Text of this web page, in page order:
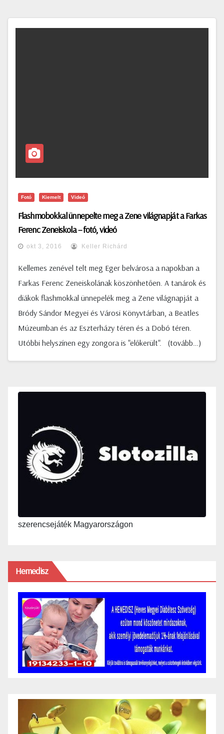
Fotó Kiemelt Videó
Flashmobokkal ünnepelte meg a Zene világnapját a Farkas
Ferenc Zeneiskola – fotó, videó
okt 3, 2016 Keller Richárd
Kellemes zenével telt meg Eger belvárosa a napokban a
Farkas Ferenc Zeneiskolának köszönhetően. A tanárok és
diákok flashmokkal ünnepelék meg a Zene világnapját a
Bródy Sándor Megyei és Városi Könyvtárban, a Beatles
Múzeumban és az Eszterházy téren és a Dobó téren.
Utóbbi helyszínen egy zongora is "előkerült". (tovább…)
szerencsejáték Magyarországon
Hemedisz